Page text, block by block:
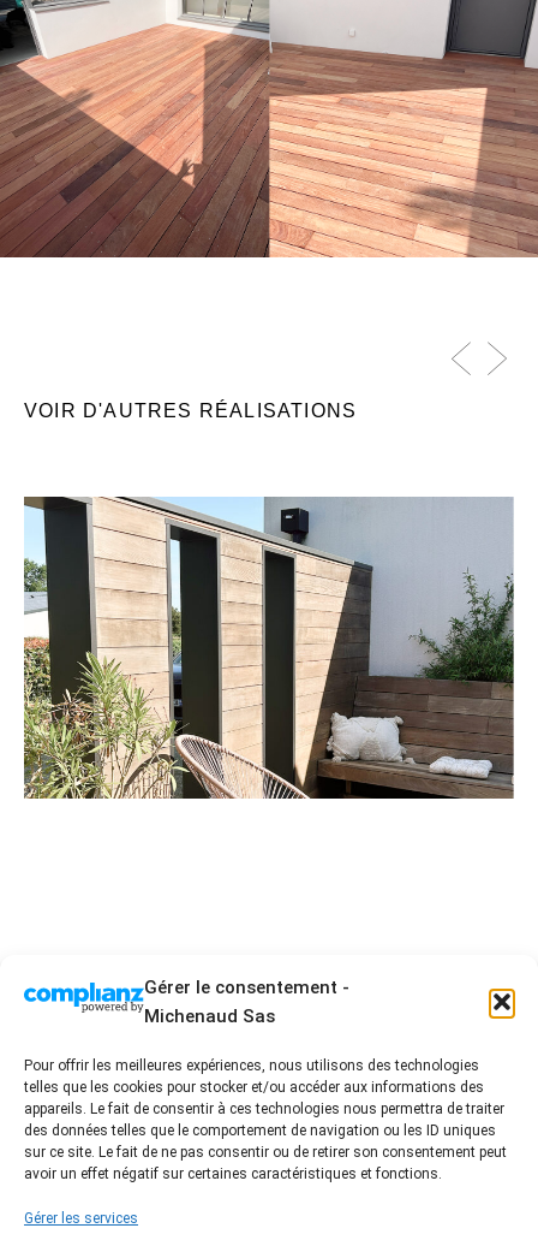
Gérer le consentement -
Michenaud Sas
Pour offrir les meilleures expériences, nous utilisons des technologies
telles que les cookies pour stocker et/ou accéder aux informations des
appareils. Le fait de consentir à ces technologies nous permettra de traiter
des données telles que le comportement de navigation ou les ID uniques
sur ce site. Le fait de ne pas consentir ou de retirer son consentement peut
avoir un effet négatif sur certaines caractéristiques et fonctions.
Gérer les services
VOIR D'AUTRES RÉALISATIONS
2 Allée Blaise Pascal - ZA les acacias 3 - 85430 La
Boissière des Landes
02 51 94 01 96 - contact@damienmichenaud.fr
Accueil
Entreprise artisanale engagée
FAQ / Conseil